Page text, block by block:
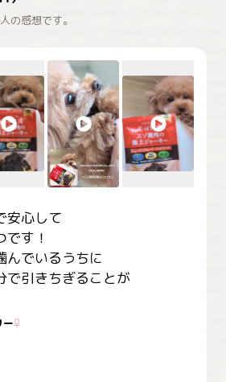
の感想です。
安心して
す！
んでいるうちに
で引きちぎることが
ー♀